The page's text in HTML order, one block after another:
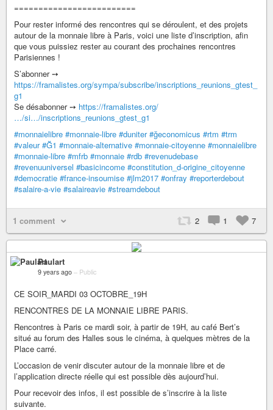
=========================
Pour rester informé des rencontres qui se déroulent, et des projets
autour de la monnaie libre à Paris, voici une liste d’inscription, afin
que vous puissiez rester au courant des prochaines rencontres
Parisiennes !
S’abonner ➙
https://framalistes.org/sympa/subscribe/inscriptions_reunions_gtest_
g1
Se désabonner ➙ https://framalistes.org/
…/si…/inscriptions_reunions_gtest_g1
#monnaielibre #monnaie-libre #duniter #ğeconomicus #rtm #trm
#valeur #Ğ1 #monnaie-alternative #monnaie-citoyenne #monnaielibre
#monnaie-libre #mfrb #monnaie #rdb #revenudebase
#revenuuniversel #basicincome #constitution_d-origine_citoyenne
#democratie #france-insoumise #jlm2017 #onfray #reporterdebout
#salaire-a-vie #salaireavie #streamdebout
1 comment 2 1 7
Paulart
9 years ago – Public
CE SOIR_MARDI 03 OCTOBRE_19H
RENCONTRES DE LA MONNAIE LIBRE PARIS.
Rencontres à Paris ce mardi soir, à partir de 19H, au café Bert’s
situé au forum des Halles sous le cinéma, à quelques mètres de la
Place carré.
L’occasion de venir discuter autour de la monnaie libre et de
l’application directe réelle qui est possible dès aujourd’hui.
Pour recevoir des infos, il est possible de s’inscrire à la liste
suivante.